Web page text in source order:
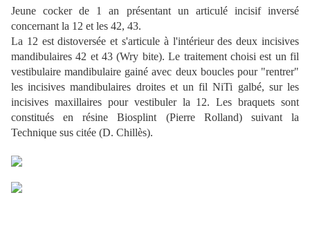
Jeune cocker de 1 an présentant un articulé incisif inversé
concernant la 12 et les 42, 43.
La 12 est distoversée et s'articule à l'intérieur des deux incisives
mandibulaires 42 et 43 (Wry bite). Le traitement choisi est un fil
vestibulaire mandibulaire gainé avec deux boucles pour "rentrer"
les incisives mandibulaires droites et un fil NiTi galbé, sur les
incisives maxillaires pour vestibuler la 12. Les braquets sont
constitués en résine Biosplint (Pierre Rolland) suivant la
Technique sus citée (D. Chillès).